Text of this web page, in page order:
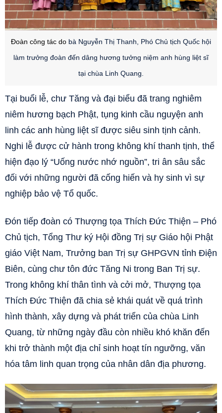
Đoàn công tác do bà Nguyễn Thị Thanh, Phó Chủ tịch Quốc hội
làm trưởng đoàn đến dâng hương tưởng niệm anh hùng liệt sĩ
tại chùa Linh Quang.
Tại buổi lễ, chư Tăng và đại biểu đã trang nghiêm
niêm hương bạch Phật, tụng kinh cầu nguyện anh
linh các anh hùng liệt sĩ được siêu sinh tịnh cảnh.
Nghi lễ được cử hành trong không khí thanh tịnh, thể
hiện đạo lý “Uống nước nhớ nguồn”, tri ân sâu sắc
đối với những người đã cống hiến và hy sinh vì sự
nghiệp bảo vệ Tổ quốc.
Đón tiếp đoàn có Thượng tọa Thích Đức Thiện – Phó
Chủ tịch, Tổng Thư ký Hội đồng Trị sự Giáo hội Phật
giáo Việt Nam, Trưởng ban Trị sự GHPGVN tỉnh Điện
Biên, cùng chư tôn đức Tăng Ni trong Ban Trị sự.
Trong không khí thân tình và cởi mở, Thượng tọa
Thích Đức Thiện đã chia sẻ khái quát về quá trình
hình thành, xây dựng và phát triển của chùa Linh
Quang, từ những ngày đầu còn nhiều khó khăn đến
khi trở thành một địa chỉ sinh hoạt tín ngưỡng, văn
hóa tâm linh quan trọng của nhân dân địa phương.